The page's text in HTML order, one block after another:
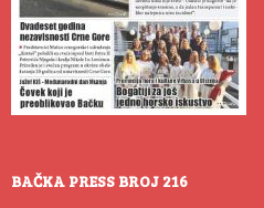
BAČKA PRESS BROJ 216